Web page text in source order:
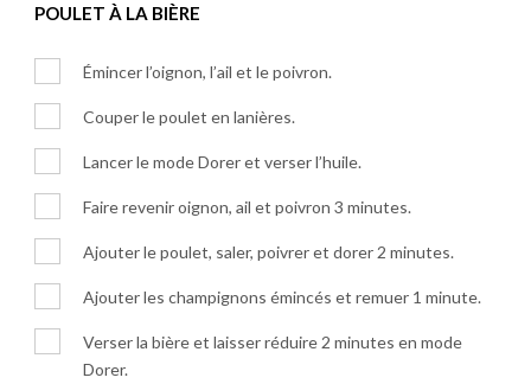
POULET À LA BIÈRE
Émincer l’oignon, l’ail et le poivron.
Couper le poulet en lanières.
Lancer le mode Dorer et verser l’huile.
Faire revenir oignon, ail et poivron 3 minutes.
Ajouter le poulet, saler, poivrer et dorer 2 minutes.
Ajouter les champignons émincés et remuer 1 minute.
Verser la bière et laisser réduire 2 minutes en mode
Dorer.